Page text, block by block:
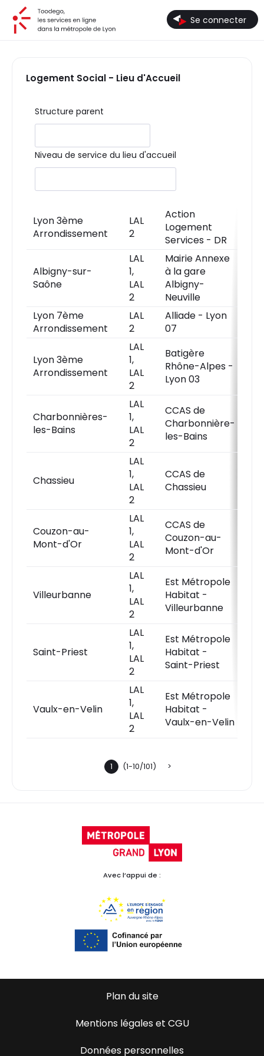
Se connecter
Logement Social - Lieu d'Accueil
Structure parent
Niveau de service du lieu d'accueil
Lyon 3ème
Arrondissement
LAL
2
Action
Logement
Services - DR
Albigny-sur-
Saône
LAL
1,
LAL
2
Mairie Annexe
à la gare
Albigny-
Neuville
Lyon 7ème
Arrondissement
LAL
2
Alliade - Lyon
07
Lyon 3ème
Arrondissement
LAL
1,
LAL
2
Batigère
Rhône-Alpes -
Lyon 03
Charbonnières-
les-Bains
LAL
1,
LAL
2
CCAS de
Charbonnière-
les-Bains
Chassieu
LAL
1,
LAL
2
CCAS de
Chassieu
Couzon-au-
Mont-d'Or
LAL
1,
LAL
2
CCAS de
Couzon-au-
Mont-d'Or
Villeurbanne
LAL
1,
LAL
2
Est Métropole
Habitat -
Villeurbanne
Saint-Priest
LAL
1,
LAL
2
Est Métropole
Habitat -
Saint-Priest
Vaulx-en-Velin
LAL
1,
LAL
2
Est Métropole
Habitat -
Vaulx-en-Velin
(1-10/101)
1
Avec l’appui de :
Plan du site
Mentions légales et CGU
Données personnelles